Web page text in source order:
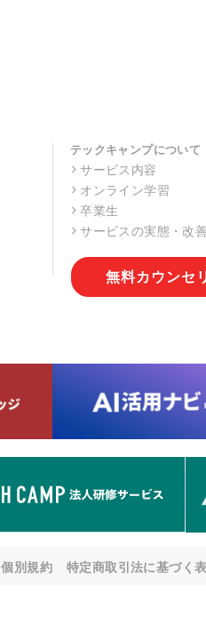
5. 個人情報取扱いの
当社は事業運営上、
託することがありま
選定し、個人情報
6. 個人情報の開示
情報の開示等(利用
す。ただし、申請が
す。 なお、アクセ
【お問合せ窓口】
株式会社div 個人情
〒107-0052 東京都
メールアドレス
ご本人様が当社に個
テックキャンプについて
サービス内容
オンライン学習
卒業生
サービスの実態・改
無料カウンセ
個別規約 特定商取引法に基づく